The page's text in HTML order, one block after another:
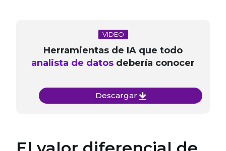
VIDEO
Herramientas de IA que todo
analista de datos debería conocer
Descargar